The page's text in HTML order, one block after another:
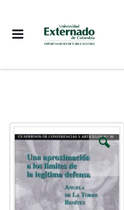
COEDICIONES
Skip
to
the
images
gallery
Skip
to
beginning
the
images
gallery